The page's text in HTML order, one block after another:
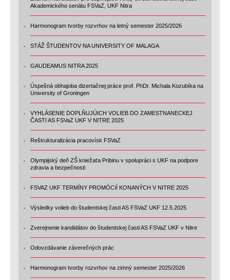
Akademického senátu FSVaZ, UKF Nitra
Harmonogram tvorby rozvrhov na letný semester 2025/2026
STÁŽ ŠTUDENTOV NA UNIVERSITY OF MALAGA
GAUDEAMUS NITRA 2025
Úspešná obhajoba dizertačnej práce prof. PhDr. Michala Kozubíka na
University of Groningen
VYHLÁSENIE DOPLŇUJÚICH VOLIEB DO ZAMESTNANECKEJ
ČASTI AS FSVaZ UKF V NITRE 2025
Reštrukturalizácia pracovísk FSVaZ
Olympijský deň ZŠ kniežaťa Pribinu v spolupráci s UKF na podpore
zdravia a bezpečnosti
FSVAZ UKF TERMÍNY PROMÓCIÍ KONANÝCH V NITRE 2025
Výsledky volieb do študentskej časti AS FSVaZ UKF 12.5.2025
Zverejnenie kandidátov do študentskej časti AS FSVaZ UKF v Nitre
Odovzdávanie záverečných prác
Harmonogram tvorby rozvrhov na zimný semester 2025/2026